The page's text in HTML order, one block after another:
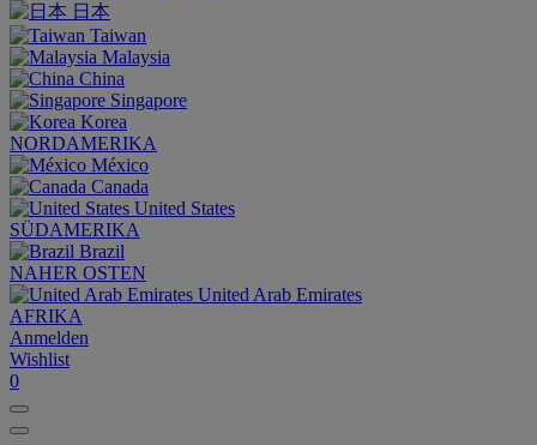
日本
Taiwan
Malaysia
China
Singapore
Korea
NORDAMERIKA
México
Canada
United States
SÜDAMERIKA
Brazil
NAHER OSTEN
United Arab Emirates
AFRIKA
Anmelden
Wishlist
0